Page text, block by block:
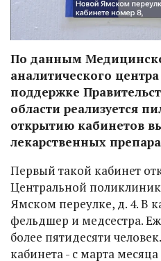
По данным
аналитического
поддержке
области реализуется
открытию кабинетов
лекарственных
Первый такой кабинет
Центральной
Ямском переулке, д. 4. В
фельдшер и медсестра.
более пятидесяти
кабинета - с марта